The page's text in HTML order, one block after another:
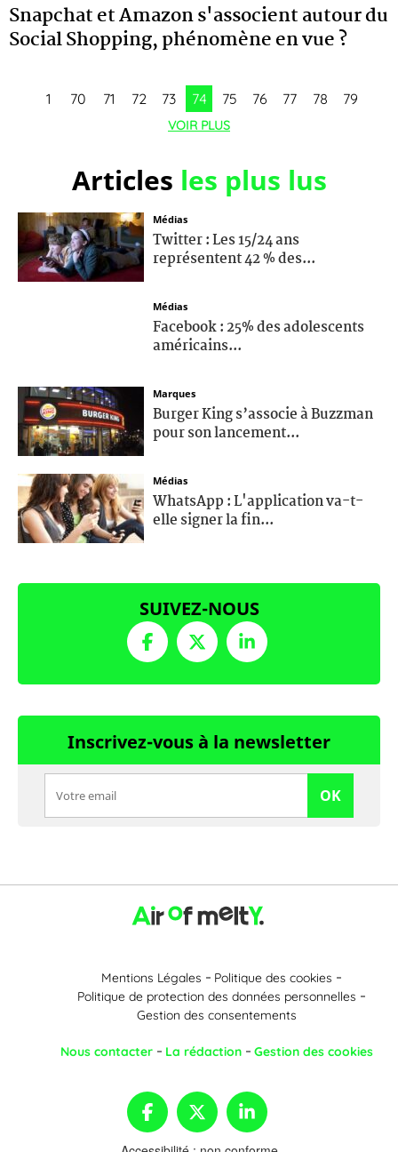
Snapchat et Amazon s'associent autour du
Social Shopping, phénomène en vue ?
1 70 71 72 73 74 75 76 77 78 79
VOIR PLUS
Articles les plus lus
Médias
Twitter : Les 15/24 ans
représentent 42 % des...
Médias
Facebook : 25% des adolescents
américains...
Marques
Burger King s’associe à Buzzman
pour son lancement...
Médias
WhatsApp : L'application va-t-
elle signer la fin...
SUIVEZ-NOUS
Inscrivez-vous à la newsletter
OK
Mentions Légales
Politique des cookies
Politique de protection des données personnelles
Gestion des consentements
Nous contacter La rédaction Gestion des cookies